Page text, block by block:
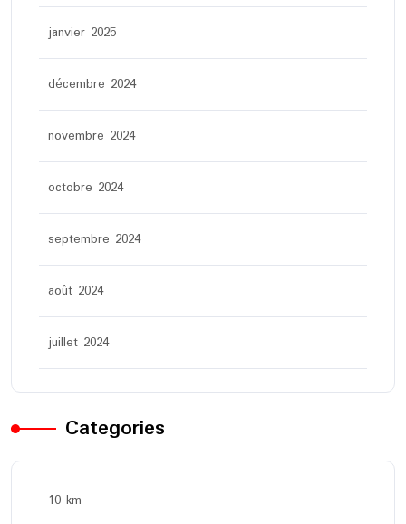
janvier 2025
décembre 2024
novembre 2024
octobre 2024
septembre 2024
août 2024
juillet 2024
Categories
10 km